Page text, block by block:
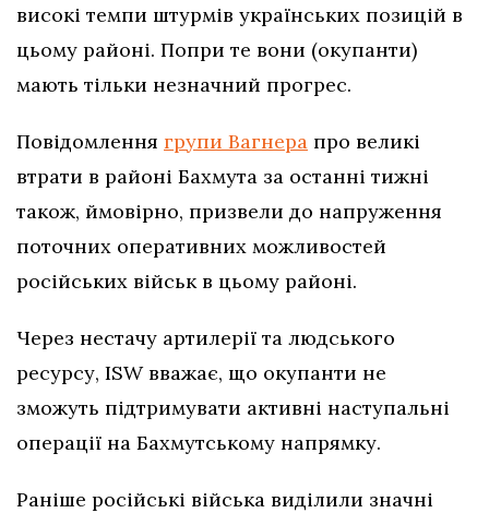
високі темпи штурмів українських позицій в
цьому районі. Попри те вони (окупанти)
мають тільки незначний прогрес.
Повідомлення групи Вагнера про великі
втрати в районі Бахмута за останні тижні
також, ймовірно, призвели до напруження
поточних оперативних можливостей
російських військ в цьому районі.
Через нестачу артилерії та людського
ресурсу, ISW вважає, що окупанти не
зможуть підтримувати активні наступальні
операції на Бахмутському напрямку.
Раніше російські війська виділили значні